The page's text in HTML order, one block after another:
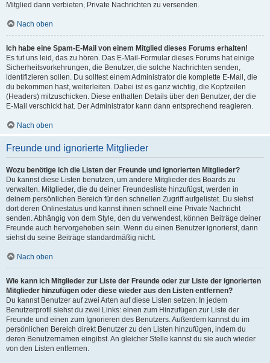
Mitglied dann verbieten, Private Nachrichten zu versenden.
Nach oben
Ich habe eine Spam-E-Mail von einem Mitglied dieses Forums erhalten!
Es tut uns leid, das zu hören. Das E-Mail-Formular dieses Forums hat einige
Sicherheitsvorkehrungen, die Benutzer, die solche Nachrichten senden,
identifizieren sollen. Du solltest einem Administrator die komplette E-Mail, die
du bekommen hast, weiterleiten. Dabei ist es ganz wichtig, die Kopfzeilen
(Headers) mitzuschicken. Diese enthalten Details über den Benutzer, der die
E-Mail verschickt hat. Der Administrator kann dann entsprechend reagieren.
Nach oben
Freunde und ignorierte Mitglieder
Wozu benötige ich die Listen der Freunde und ignorierten Mitglieder?
Du kannst diese Listen benutzen, um andere Mitglieder des Boards zu
verwalten. Mitglieder, die du deiner Freundesliste hinzufügst, werden in
deinem persönlichen Bereich für den schnellen Zugriff aufgelistet. Du siehst
dort deren Onlinestatus und kannst ihnen schnell eine Private Nachricht
senden. Abhängig von dem Style, den du verwendest, können Beiträge deiner
Freunde auch hervorgehoben sein. Wenn du einen Benutzer ignorierst, dann
siehst du seine Beiträge standardmäßig nicht.
Nach oben
Wie kann ich Mitglieder zur Liste der Freunde oder zur Liste der ignorierten
Mitglieder hinzufügen oder diese wieder aus den Listen entfernen?
Du kannst Benutzer auf zwei Arten auf diese Listen setzen: In jedem
Benutzerprofil siehst du zwei Links: einen zum Hinzufügen zur Liste der
Freunde und einen zum Ignorieren des Benutzers. Außerdem kannst du im
persönlichen Bereich direkt Benutzer zu den Listen hinzufügen, indem du
deren Benutzernamen eingibst. An gleicher Stelle kannst du sie auch wieder
von den Listen entfernen.